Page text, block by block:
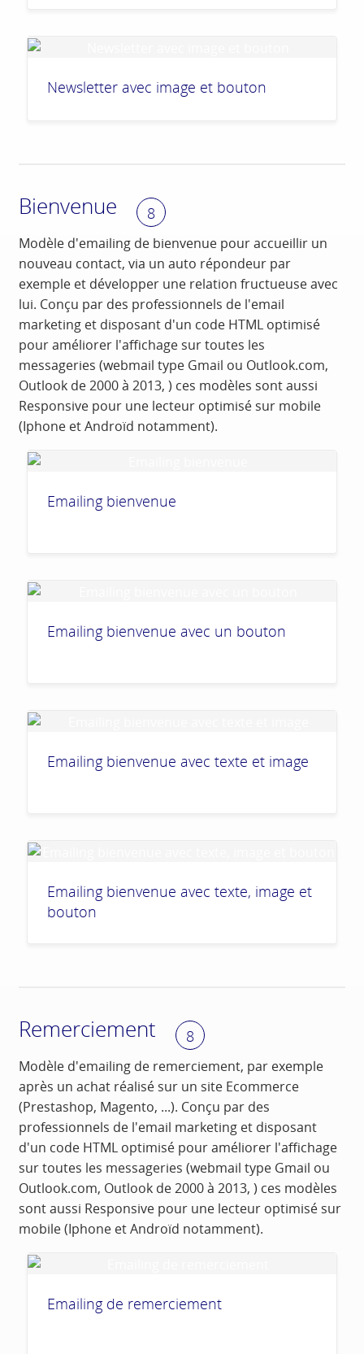
Newsletter avec image et bouton
Bienvenue 8
Modèle d'emailing de bienvenue pour accueillir un
nouveau contact, via un auto répondeur par
exemple et développer une relation fructueuse avec
lui. Conçu par des professionnels de l'email
marketing et disposant d'un code HTML optimisé
pour améliorer l'affichage sur toutes les
messageries (webmail type Gmail ou Outlook.com,
Outlook de 2000 à 2013, ) ces modèles sont aussi
Responsive pour une lecteur optimisé sur mobile
(Iphone et Androïd notamment).
Emailing bienvenue
Emailing bienvenue avec un bouton
Emailing bienvenue avec texte et image
Emailing bienvenue avec texte, image et
bouton
Remerciement 8
Modèle d'emailing de remerciement, par exemple
après un achat réalisé sur un site Ecommerce
(Prestashop, Magento, ...). Conçu par des
professionnels de l'email marketing et disposant
d'un code HTML optimisé pour améliorer l'affichage
sur toutes les messageries (webmail type Gmail ou
Outlook.com, Outlook de 2000 à 2013, ) ces modèles
sont aussi Responsive pour une lecteur optimisé sur
mobile (Iphone et Androïd notamment).
Emailing de remerciement